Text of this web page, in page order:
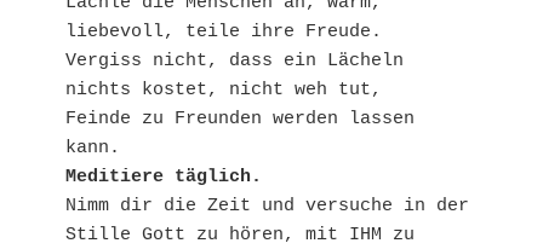
liebevoll, teile ihre Freude.
Vergiss nicht, dass ein Lächeln
nichts kostet, nicht weh tut,
Feinde zu Freunden werden lassen
kann.
Meditiere täglich.
Nimm dir die Zeit und versuche in der
Stille Gott zu hören, mit IHM zu